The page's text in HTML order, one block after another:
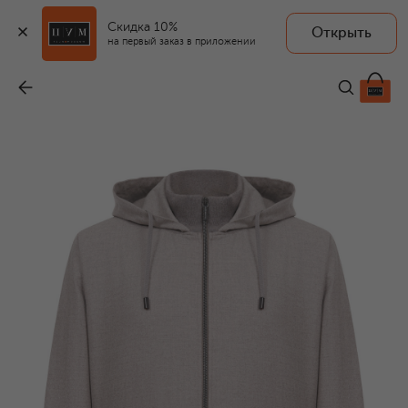
Скидка 10%
на первый заказ в приложении
Открыть
79 950 ₽